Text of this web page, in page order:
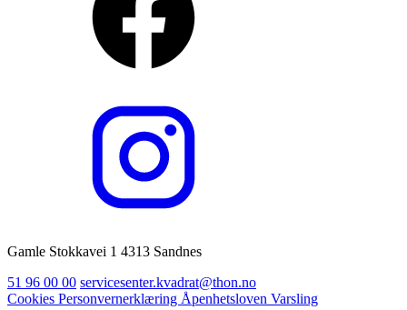
Gamle Stokkavei 1 4313 Sandnes
51 96 00 00 servicesenter.kvadrat@thon.no
Cookies Personvernerklæring Åpenhetsloven Varsling